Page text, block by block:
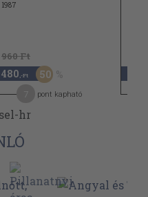
1987
960 Ft
480 ,-Ft 50
pont kapható